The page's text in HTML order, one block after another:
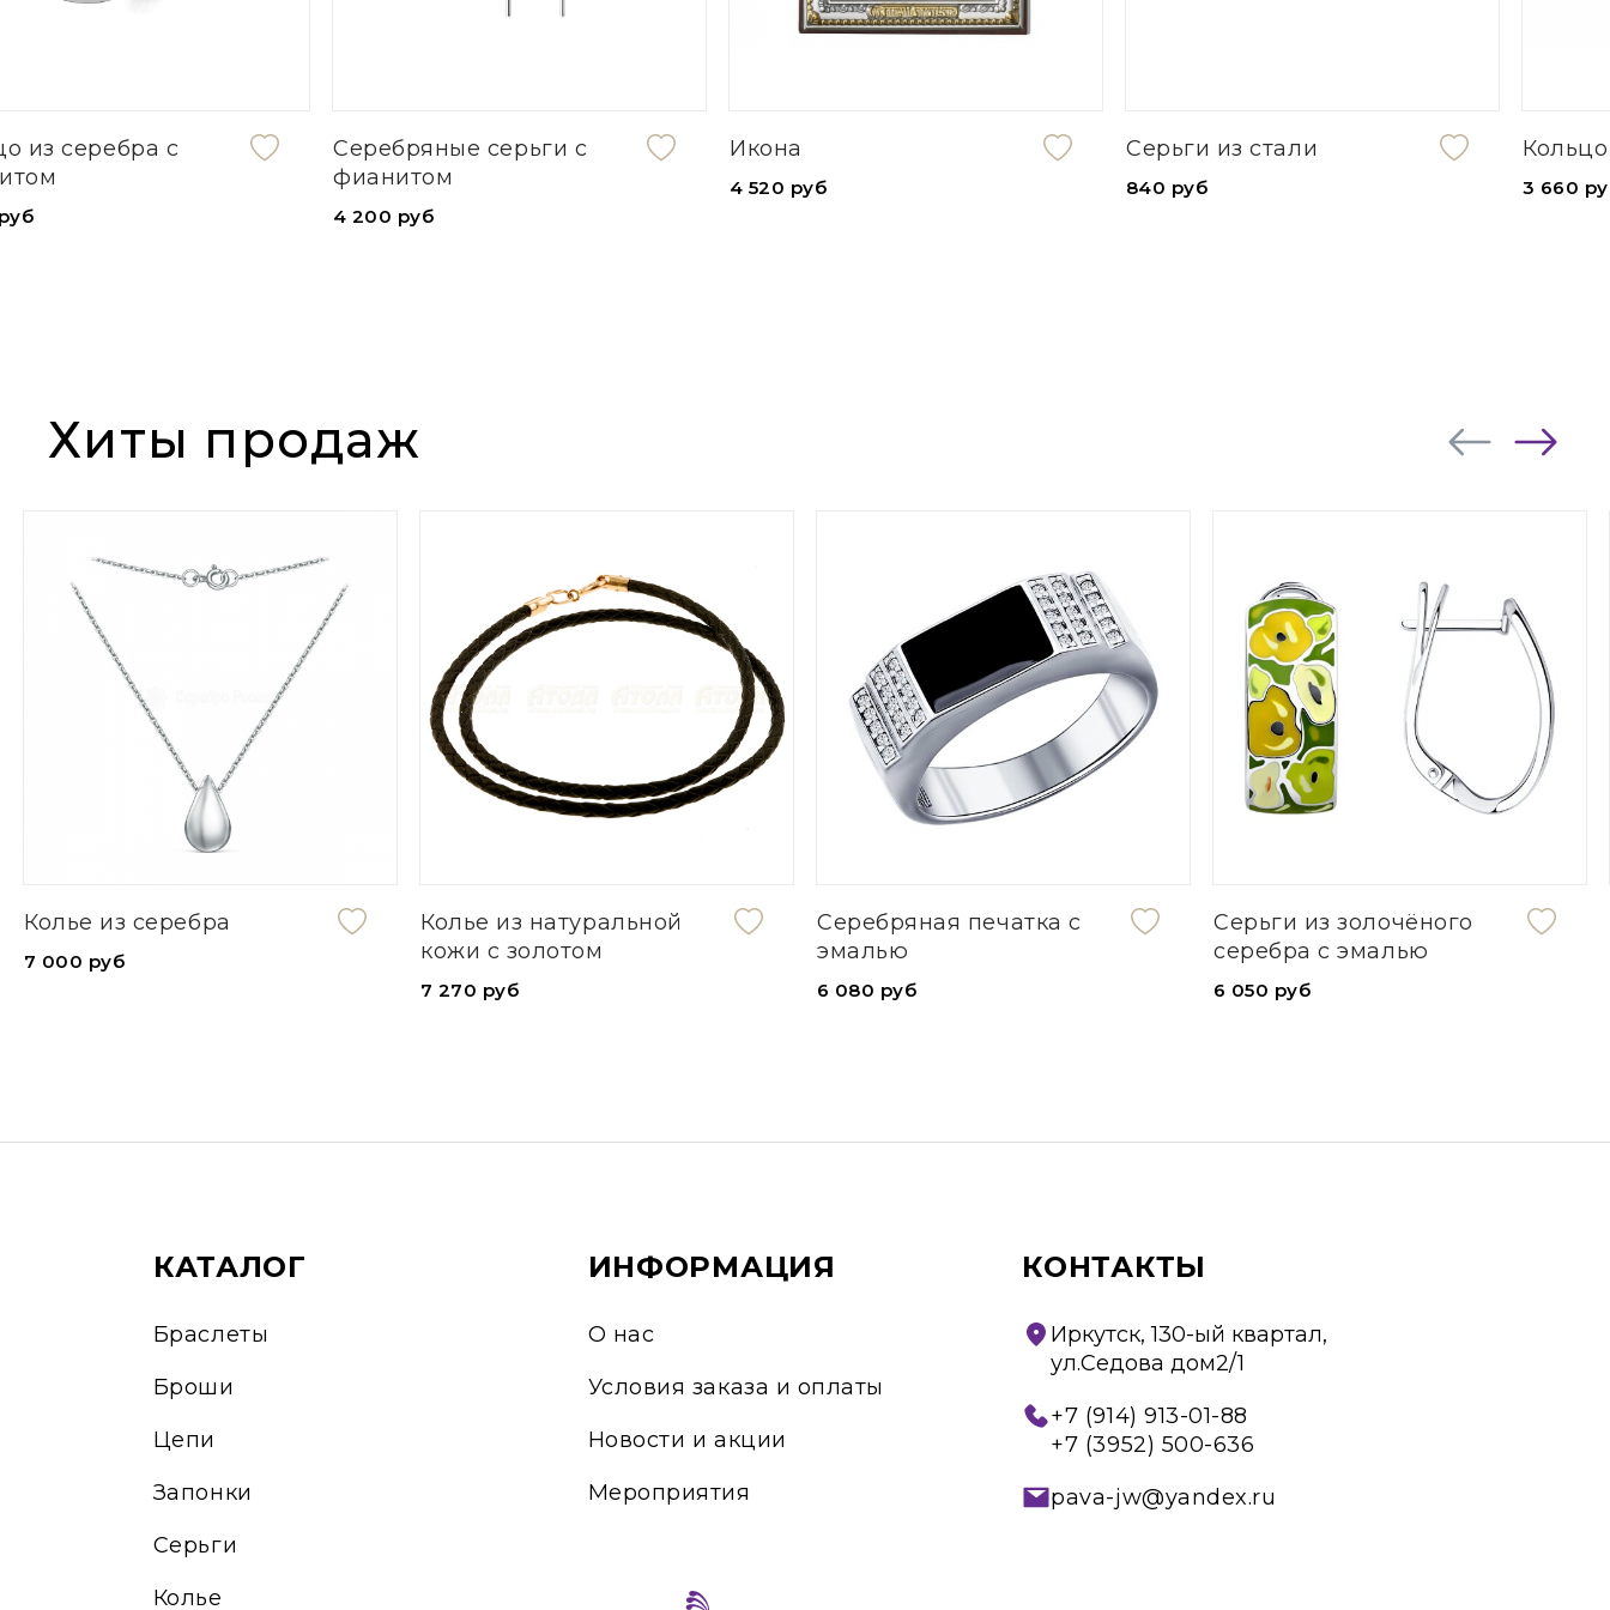
Серебряные серьги с
фианитом
4 200 руб
Икона
4 520 руб 840 руб
Кольцо из серебра
Хиты продаж
Колье из серебра
7 000 руб
Колье из натуральной
кожи с золотом
7 270 руб
Серебряная печатка с
эмалью
6 080 руб
Серьги из золочёного
серебра с эмалью
6 050 руб
КАТАЛОГ
Браслеты
Броши
Цепи
Запонки
Серьги
Колье
ИНФОРМАЦИЯ
О нас
Условия заказа и оплаты
Новости и акции
Мероприятия
КОНТАКТЫ
Иркутск, 130-ый квартал,
ул.Седова дом2/1
+7 (914) 913-01-88
+7 (3952) 500-636
pava-jw@yandex.ru